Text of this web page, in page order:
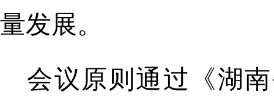
量发展。
会议原则通过《湖